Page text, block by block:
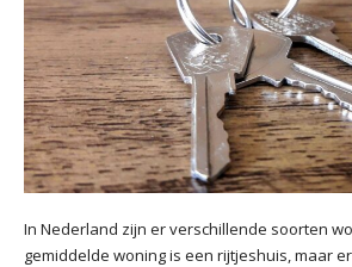
In Nederland zijn er verschillende soorten
gemiddelde woning is een rijtjeshuis, maar